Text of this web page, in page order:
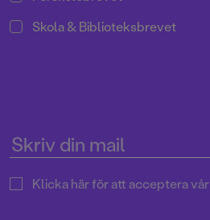
Skola & Biblioteksbrevet
Klicka här för att acceptera vår